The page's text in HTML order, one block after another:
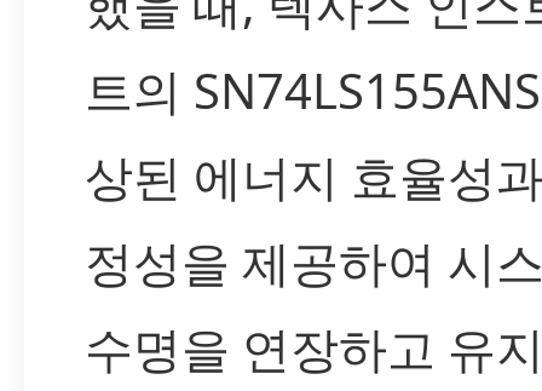
트의
상된 에너지 효율성
정성을 제공하여 시
수명을 연장하고 유